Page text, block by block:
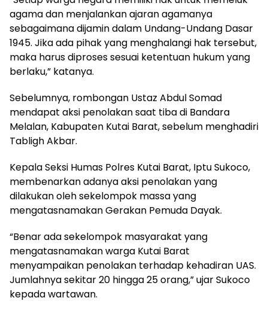
agama dan menjalankan ajaran agamanya
sebagaimana dijamin dalam Undang-Undang Dasar
1945. Jika ada pihak yang menghalangi hak tersebut,
maka harus diproses sesuai ketentuan hukum yang
berlaku,” katanya.
Sebelumnya, rombongan Ustaz Abdul Somad
mendapat aksi penolakan saat tiba di Bandara
Melalan, Kabupaten Kutai Barat, sebelum menghadiri
Tabligh Akbar.
Kepala Seksi Humas Polres Kutai Barat, Iptu Sukoco,
membenarkan adanya aksi penolakan yang
dilakukan oleh sekelompok massa yang
mengatasnamakan Gerakan Pemuda Dayak.
“Benar ada sekelompok masyarakat yang
mengatasnamakan warga Kutai Barat
menyampaikan penolakan terhadap kehadiran UAS.
Jumlahnya sekitar 20 hingga 25 orang,” ujar Sukoco
kepada wartawan.